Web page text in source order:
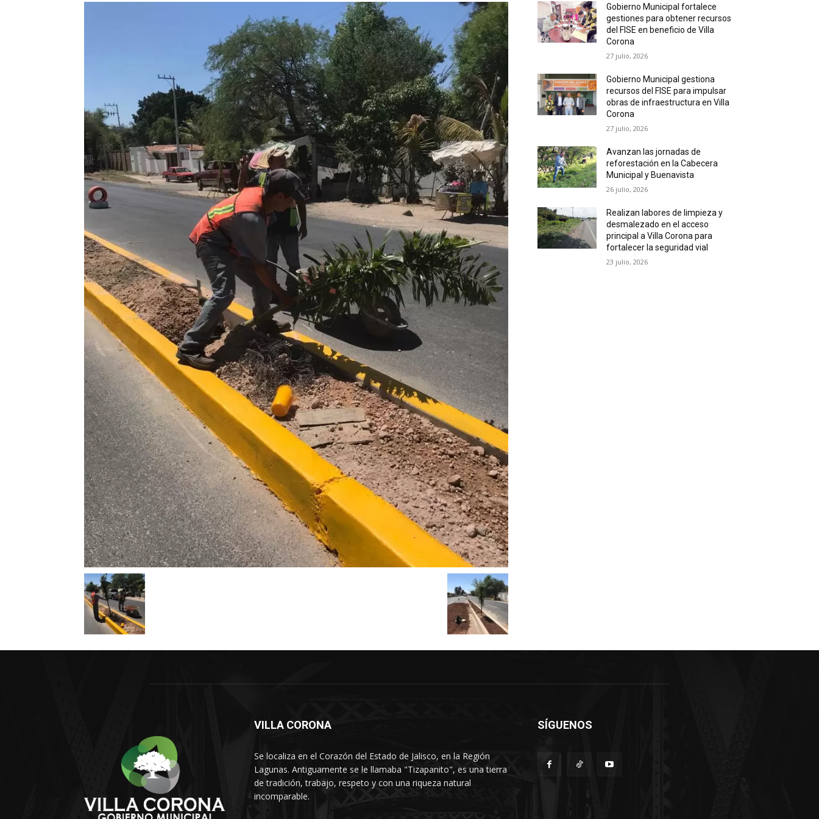
Gobierno Municipal fortalece
gestiones para obtener recursos
del FISE en beneficio de Villa
Corona
27 julio, 2026
Gobierno Municipal gestiona
recursos del FISE para impulsar
obras de infraestructura en Villa
Corona
27 julio, 2026
Avanzan las jornadas de
reforestación en la Cabecera
Municipal y Buenavista
26 julio, 2026
Realizan labores de limpieza y
desmalezado en el acceso
principal a Villa Corona para
fortalecer la seguridad vial
23 julio, 2026
VILLA CORONA
Se localiza en el Corazón del Estado de Jalisco, en la Región
Lagunas. Antiguamente se le llamaba "Tizapanito", es una tierra
de tradición, trabajo, respeto y con una riqueza natural
incomparable.
SÍGUENOS